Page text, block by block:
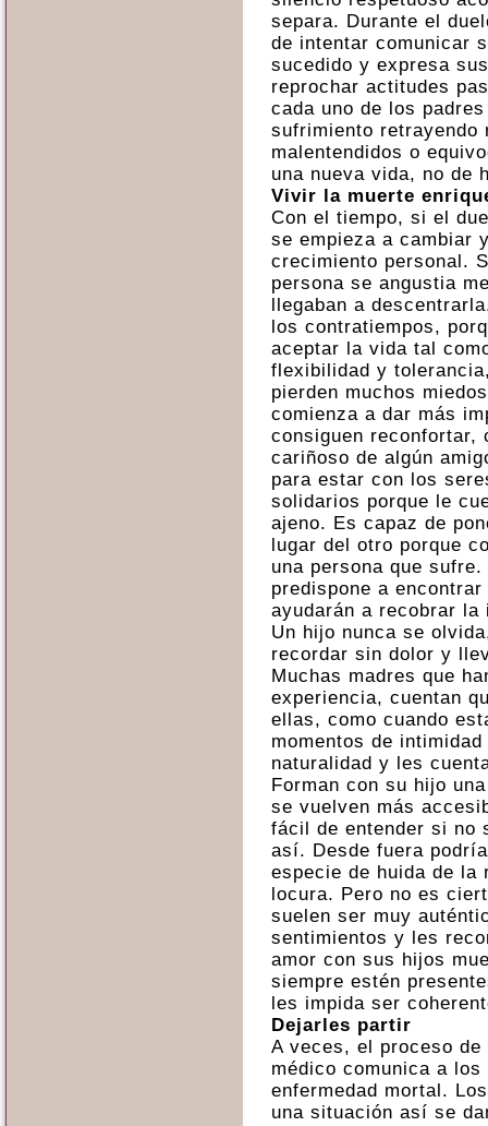
separa. Durante el
de intentar comunicar
sucedido y expresa
reprochar actitudes
cada uno de los
sufrimiento retrayendo
malentendidos o
una nueva vida, no de
Vivir la muerte
Con el tiempo, si el
se empieza a cambiar
crecimiento personal.
persona se angustia
llegaban a
los contratiempos,
aceptar la vida tal
flexibilidad y
pierden muchos
comienza a dar más
consiguen reconfortar,
cariñoso de algún
para estar con los
solidarios porque le
ajeno. Es capaz de
lugar del otro porque
una persona que
predispone a
ayudarán a recobrar
Un hijo nunca se
recordar sin dolor y
Muchas madres que
experiencia, cuentan
ellas, como cuando
momentos de
naturalidad y les
Forman con su hijo
se vuelven más
fácil de entender si no
así. Desde fuera
especie de huida de la
locura. Pero no es
suelen ser muy
sentimientos y les
amor con sus hijos
siempre estén
les impida ser
Dejarles partir
A veces, el proceso
médico comunica a
enfermedad mortal.
una situación así se